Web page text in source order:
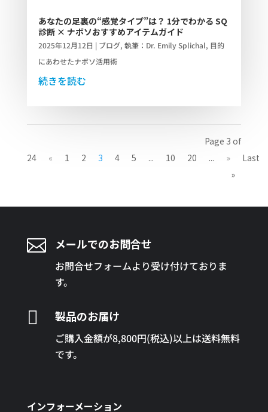
あなたの足裏の“感覚タイプ”は？ 1分でわかる SQ
診断 × ナボソおすすめアイテムガイド
2025年12月12日 | ブログ, 執筆：Dr. Emily Splichal, 目的
にあわせたナボソ活用術
続きを読む
Page 3 of
24
« 1 2 3 4 5 ... 10 20 ... »
Last
»
 メールでのお問合せ
お問合せフォームより受け付けておりま
す。
 製品のお届け
ご購入金額が8,800円(税込)以上は送料無料
です。
インフォーメーション